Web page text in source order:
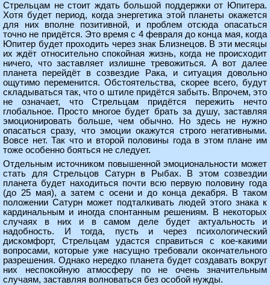
Стрельцам не стоит ждать большой поддержки от Юпитера.
Хотя будет период, когда энергетика этой планеты окажется
для них вполне позитивной, и проблем отсюда опасаться
точно не придётся. Это время с 4 февраля до конца мая, когда
Юпитер будет проходить через знак Близнецов. В эти месяцы
их ждёт относительно спокойная жизнь, когда не происходит
ничего, что заставляет излишне тревожиться. А вот далее
планета перейдёт в созвездие Рака, и ситуация довольно
ощутимо переменится. Обстоятельства, скорее всего, будут
складываться так, что о штиле придётся забыть. Впрочем, это
не означает, что Стрельцам придётся пережить нечто
глобальное. Просто многое будет брать за душу, заставляя
эмоционировать больше, чем обычно. Но здесь не нужно
опасаться сразу, что эмоции окажутся строго негативными.
Вовсе нет. Так что и второй половины года в этом плане им
тоже особенно бояться не следует.
Отдельным источником повышенной эмоциональности может
стать для Стрельцов Сатурн в Рыбах. В этом созвездии
планета будет находиться почти всю первую половину года
(до 25 мая), а затем с осени и до конца декабря. В таком
положении Сатурн может подталкивать людей этого знака к
кардинальным и иногда спонтанным решениям. В некоторых
случаях в них и в самом деле будет актуальность и
надобность. И тогда, пусть и через психологический
дискомфорт, Стрельцам удастся справиться с кое-какими
вопросами, которые уже насущно требовали окончательного
разрешения. Однако нередко планета будет создавать вокруг
них неспокойную атмосферу по не очень значительным
случаям, заставляя волноваться без особой нужды.